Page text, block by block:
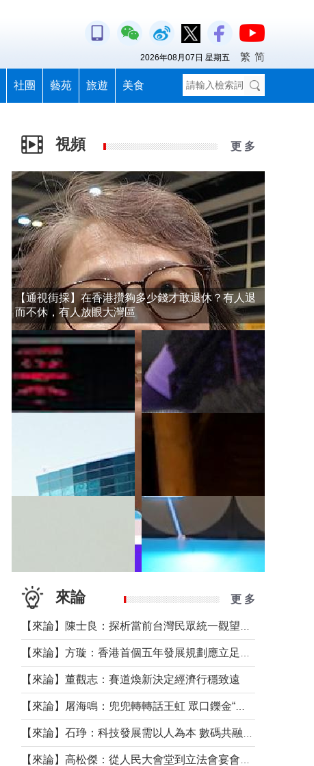
社團 藝苑 旅遊 美食
2026年08月07日 星期五 繁 简
視頻 更 多
【通視街採】在香港攢夠多少錢才敢退休？有人退
而不休，有人放眼大灣區
來論 更 多
【來論】董觀志：賽道煥新決定經濟行穩致遠